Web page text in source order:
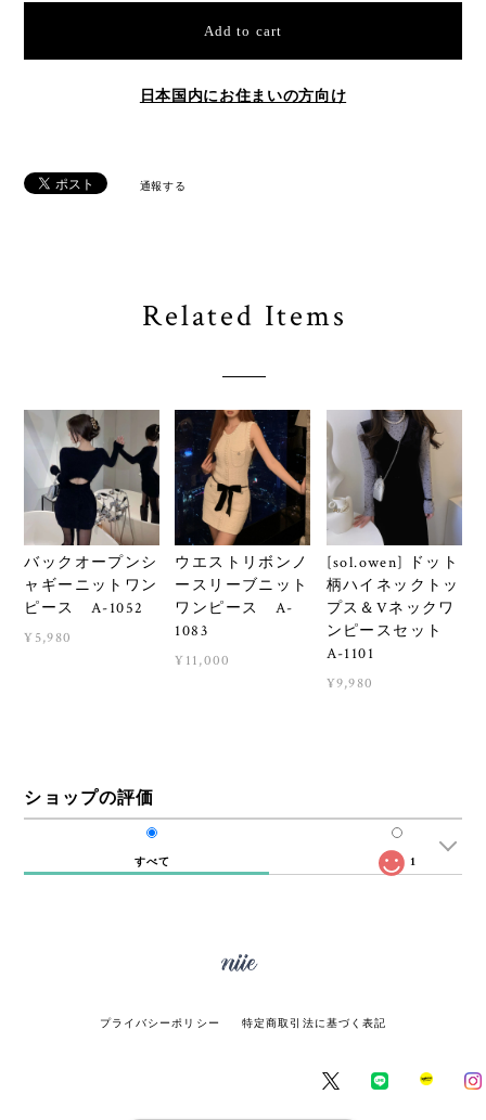
Add to cart
日本国内にお住まいの方向け
通報する
Related Items
バックオープンシ
ャギーニットワン
ピース A-1052
¥5,980
ウエストリボンノ
ースリーブニット
ワンピース A-
1083
¥11,000
[sol.owen] ドット
柄ハイネックトッ
プス＆Vネックワ
ンピースセット
A-1101
¥9,980
ショップの評価
すべて 1
プライバシーポリシー 特定商取引法に基づく表記